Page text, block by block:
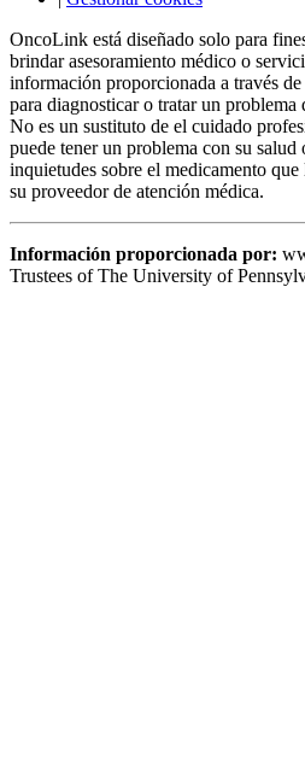
OncoLink está diseñado solo para
brindar asesoramiento médico o
información proporcionada a través
para diagnosticar o tratar un problema
No es un sustituto de el cuidado
puede tener un problema con su salud
inquietudes sobre el medicamento
su proveedor de atención médica.
Información proporcionada por:
Trustees of The University of